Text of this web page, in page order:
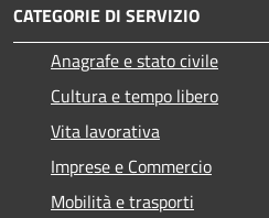
CATEGORIE DI SERVIZIO
Anagrafe e stato civile
Cultura e tempo libero
Vita lavorativa
Imprese e Commercio
Mobilità e trasporti